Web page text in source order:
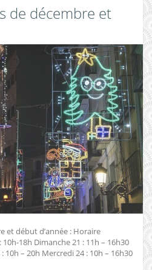
de décembre et
et début d’année : Horaire
18h Dimanche 21 : 11h – 16h30
10h – 20h Mercredi 24 : 10h – 16h30